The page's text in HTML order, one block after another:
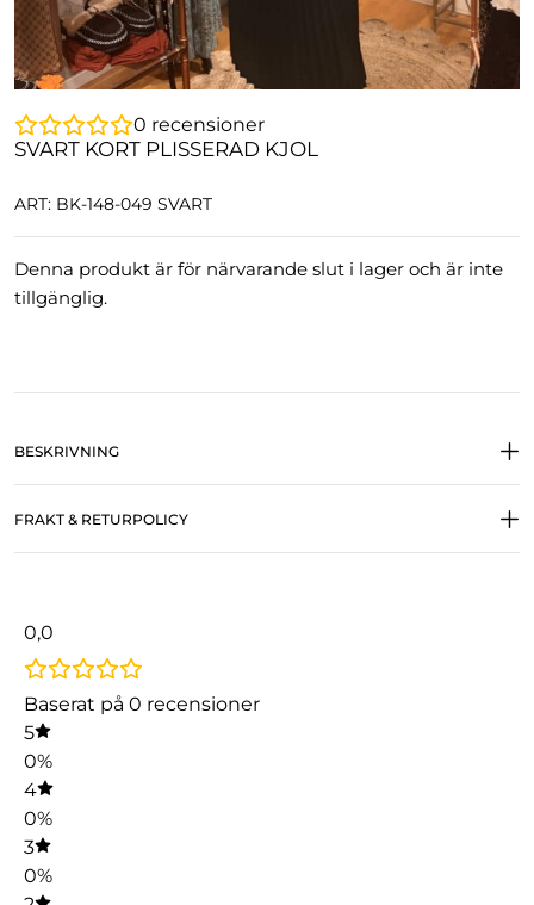
0 recensioner
SVART KORT PLISSERAD KJOL
ART: BK-148-049 SVART
Denna produkt är för närvarande slut i lager och är inte
tillgänglig.
BESKRIVNING
FRAKT & RETURPOLICY
0,0
Baserat på 0 recensioner
5
0%
4
0%
3
0%